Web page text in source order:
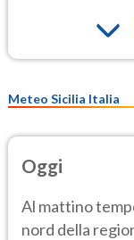
Meteo Sicilia Italia
Oggi
Al mattino
nord della